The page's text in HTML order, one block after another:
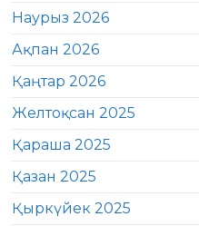
Наурыз 2026
Ақпан 2026
Қаңтар 2026
Желтоқсан 2025
Қараша 2025
Қазан 2025
Қыркүйек 2025